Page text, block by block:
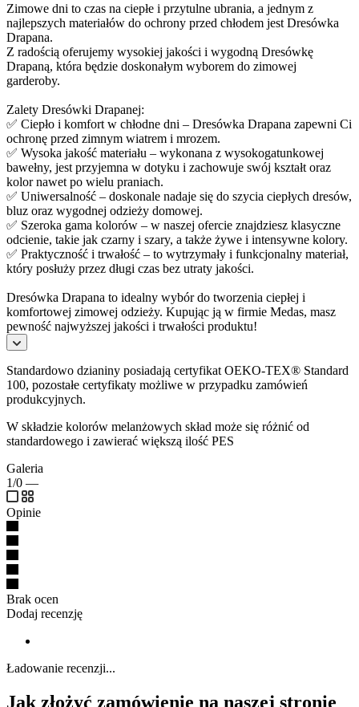
Zimowe dni to czas na ciepłe i przytulne ubrania, a jednym z
najlepszych materiałów do ochrony przed chłodem jest Dresówka
Drapana.
Z radością oferujemy wysokiej jakości i wygodną Dresówkę
Drapaną, która będzie doskonałym wyborem do zimowej
garderoby.
Zalety Dresówki Drapanej:
✅ Ciepło i komfort w chłodne dni – Dresówka Drapana zapewni Ci
ochronę przed zimnym wiatrem i mrozem.
✅ Wysoka jakość materiału – wykonana z wysokogatunkowej
bawełny, jest przyjemna w dotyku i zachowuje swój kształt oraz
kolor nawet po wielu praniach.
✅ Uniwersalność – doskonale nadaje się do szycia ciepłych dresów,
bluz oraz wygodnej odzieży domowej.
✅ Szeroka gama kolorów – w naszej ofercie znajdziesz klasyczne
odcienie, takie jak czarny i szary, a także żywe i intensywne kolory.
✅ Praktyczność i trwałość – to wytrzymały i funkcjonalny materiał,
który posłuży przez długi czas bez utraty jakości.
Dresówka Drapana to idealny wybór do tworzenia ciepłej i
komfortowej zimowej odzieży. Kupując ją w firmie Medas, masz
pewność najwyższej jakości i trwałości produktu!
Standardowo dzianiny posiadają certyfikat OEKO-TEX® Standard
100, pozostałe certyfikaty możliwe w przypadku zamówień
produkcyjnych.
W składzie kolorów melanżowych skład może się różnić od
standardowego i zawierać większą ilość PES
Galeria
1/0 —
Opinie
Brak ocen
Dodaj recenzję
Ładowanie recenzji...
Jak złożyć zamówienie na naszej stronie